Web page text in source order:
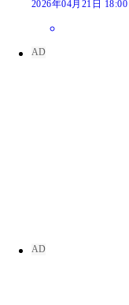
2026年04月21日 18:00